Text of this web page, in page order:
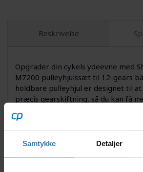
Samtykke Detaljer
Beskrivelse
Opgrader din cykels ydeevne med
M7200 pulleyhjulssæt til 12-gears
holdbare pulleyhjul er designet til
præcis gearskiftning, så du kan få
hver cykeltur. Med Shimanos
teknologiske ekspertise får du
udviklet til at modstå selv de mest
på både landevej og grus.
Nyttige facts